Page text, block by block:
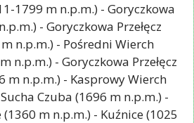
1799 m n.p.m.) - Goryczkowa
- Goryczkowa Przełęcz
n.p.m.) - Pośredni Wierch
n.p.m.) - Goryczkowa Przełęcz
m n.p.m.) - Kasprowy Wierch
Czuba (1696 m n.p.m.) -
m n.p.m.) - Kuźnice (1025